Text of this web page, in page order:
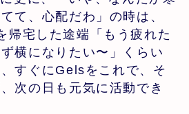
て、心配だわ」の時は、
帰宅した途端「もう疲れた
横になりたい〜」くらい
すぐにGelsをこれで、そ
次の日も元気に活動でき